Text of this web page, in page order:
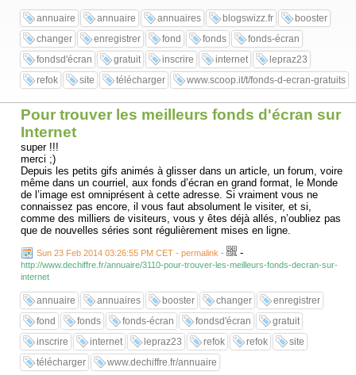
annuaire annuaire annuaires blogswizz.fr
booster
changer
enregistrer fond fonds
fonds-écran
fondsd'écran
gratuit inscrire internet
lepraz23
refok
site télécharger www.scoop.it/t/fonds-d-ecran-gratuits
Pour trouver les meilleurs fonds d'écran sur
Internet
super !!!
merci ;)
Depuis les petits gifs animés à glisser dans un article, un forum, voire
même dans un courriel, aux fonds d’écran en grand format, le Monde
de l’image est omniprésent à cette adresse. Si vraiment vous ne
connaissez pas encore, il vous faut absolument le visiter, et si,
comme des milliers de visiteurs, vous y êtes déjà allés, n’oubliez pas
que de nouvelles séries sont régulièrement mises en ligne.
Sun 23 Feb 2014 03:26:55 PM CET - permalink - -
http://www.dechiffre.fr/annuaire/3110-pour-trouver-les-meilleurs-fonds-decran-sur-
internet
annuaire annuaires booster changer
enregistrer
fond
fonds fonds-écran fondsd'écran
gratuit
inscrire
internet lepraz23 refok refok
site
télécharger
www.dechiffre.fr/annuaire